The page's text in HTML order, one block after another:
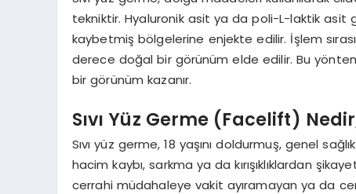
tekniktir. Hyaluronik asit ya da poli-L-laktik asit
kaybetmiş bölgelerine enjekte edilir. İşlem
derece doğal bir görünüm elde edilir. Bu
bir görünüm kazanır.
Sıvı Yüz Germe (Facelift)
Sıvı yüz germe, 18 yaşını doldurmuş, genel
hacim kaybı, sarkma ya da kırışıklıklardan
cerrahi müdahaleye vakit ayıramayan ya da